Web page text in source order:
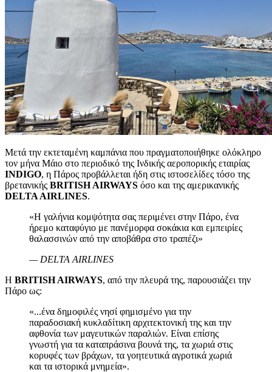
Μετά την εκτεταμένη καμπάνια που πραγματοποιήθηκε ολόκληρο
τον μήνα Μάιο στο περιοδικό της Ινδικής αεροπορικής εταιρίας
INDIGO, η Πάρος προβάλλεται ήδη στις ιστοσελίδες τόσο της
βρετανικής BRITISH AIRWAYS όσο και της αμερικανικής
DELTA AIRLINES.
«Η γαλήνια κομψότητα σας περιμένει στην Πάρο, ένα
ήρεμο καταφύγιο με πανέμορφα σοκάκια και εμπειρίες
θαλασσινών από την αποβάθρα στο τραπέζι»
— DELTA AIRLINES
Η BRITISH AIRWAYS, από την πλευρά της, παρουσιάζει την
Πάρο ως:
«...ένα δημοφιλές νησί φημισμένο για την
παραδοσιακή κυκλαδίτικη αρχιτεκτονική της και την
αφθονία των μαγευτικών παραλιών. Είναι επίσης
γνωστή για τα καταπράσινα βουνά της, τα χωριά στις
κορυφές των βράχων, τα γοητευτικά αγροτικά χωριά
και τα ιστορικά μνημεία».